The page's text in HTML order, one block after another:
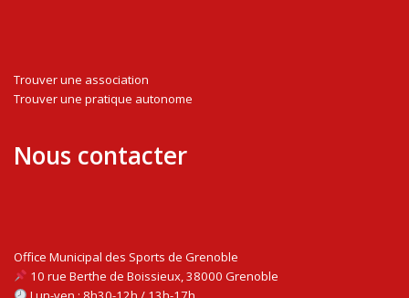
Trouver une association
Trouver une pratique autonome
Nous contacter
Office Municipal des Sports de Grenoble
10 rue Berthe de Boissieux, 38000 Grenoble